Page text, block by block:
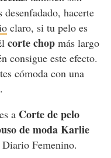
hacerte
claro, si tu pelo es
corte chopmás largo
consigue este efecto.
cómoda con una
a Corte de pelo
de moda Karlie
Femenino.